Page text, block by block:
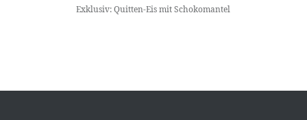
Exklusiv: Quitten-Eis mit Schokomantel